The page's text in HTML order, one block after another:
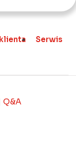
Serwis
Q&A